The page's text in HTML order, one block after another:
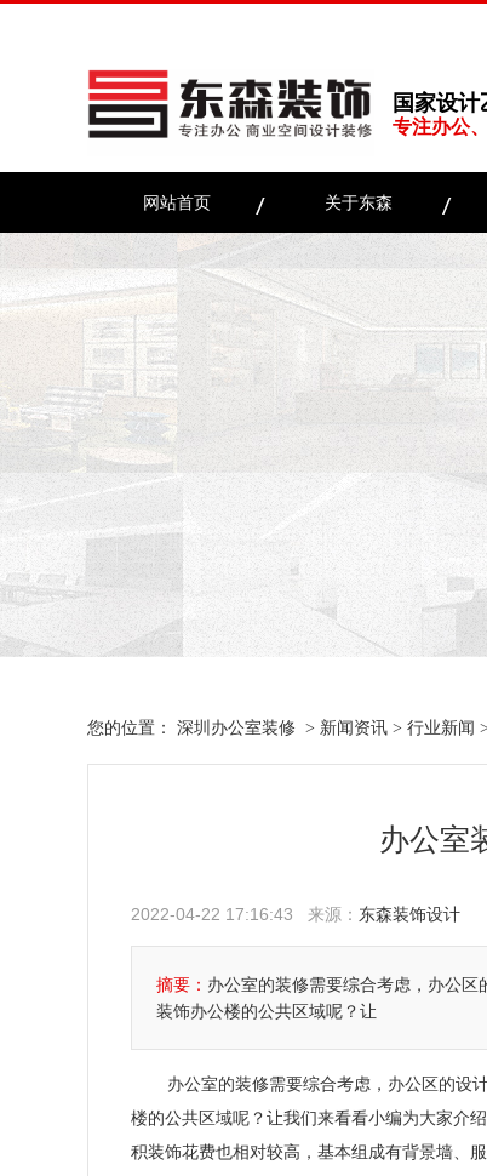
国家设
专注办公
网站首页 关于东森
您的位置： 深圳办公室装修 > 新闻资讯 > 行业新闻
办公室
2022-04-22 17:16:43 来源： 东森装饰设计
摘要： 办公室的装修需要综合考虑，办公
装饰办公楼的公共区域呢？让
办公室的装修需要综合考虑，办公区的设
楼的公共区域呢？让我们来看看小编为大家介
积装饰花费也相对较高，基本组成有背景墙、